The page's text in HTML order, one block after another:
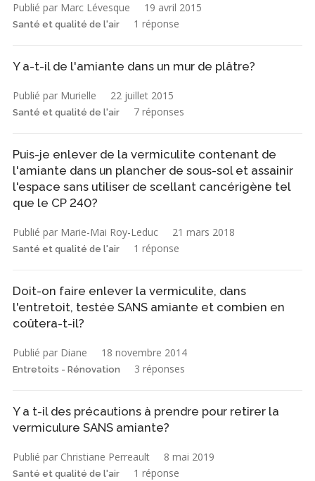
Publié par Marc Lévesque 19 avril 2015
Santé et qualité de l'air 1 réponse
Y a-t-il de l'amiante dans un mur de plâtre?
Publié par Murielle 22 juillet 2015
Santé et qualité de l'air 7 réponses
Puis-je enlever de la vermiculite contenant de
l'amiante dans un plancher de sous-sol et assainir
l'espace sans utiliser de scellant cancérigène tel
que le CP 240?
Publié par Marie-Mai Roy-Leduc 21 mars 2018
Santé et qualité de l'air 1 réponse
Doit-on faire enlever la vermiculite, dans
l'entretoit, testée SANS amiante et combien en
coûtera-t-il?
Publié par Diane 18 novembre 2014
Entretoits - Rénovation 3 réponses
Y a t-il des précautions à prendre pour retirer la
vermiculure SANS amiante?
Publié par Christiane Perreault 8 mai 2019
Santé et qualité de l'air 1 réponse